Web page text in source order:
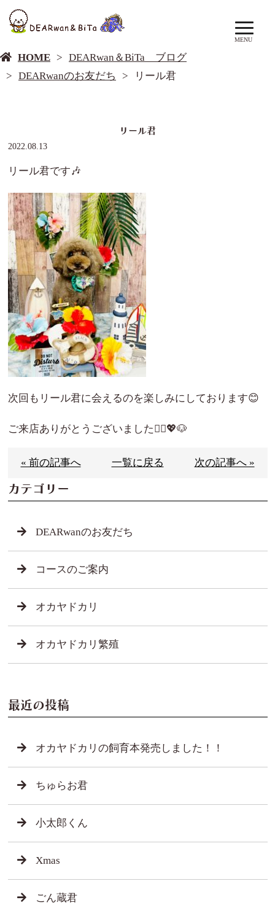
MENU
HOME
DEARwan＆BiTa ブログ
DEARwanのお友だち
リール君
リール君
2022.08.13
リール君です🎶
次回もリール君に会えるのを楽しみにしております😊
ご来店ありがとうございました🙇‍♀️💖🐶
« 前の記事へ 一覧に戻る 次の記事へ »
カテゴリー
DEARwanのお友だち
コースのご案内
オカヤドカリ
オカヤドカリ繁殖
最近の投稿
オカヤドカリの飼育本発売しました！！
ちゅらお君
小太郎くん
Xmas
ごん蔵君